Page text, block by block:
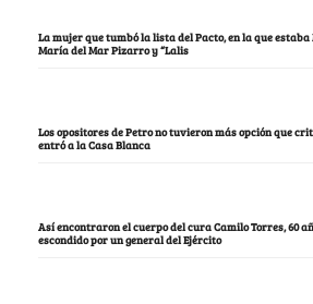
La mujer que tumbó la lista del Pacto, en la que
María del Mar Pizarro y “Lalis
Los opositores de Petro no tuvieron más opción que
entró a la Casa Blanca
Así encontraron el cuerpo del cura Camilo Torres, 60
escondido por un general del Ejército